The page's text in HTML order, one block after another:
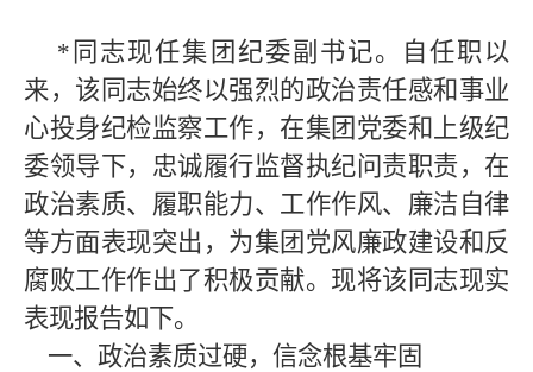
*同志现任集团纪委副书记。自任职以
来，该同志始终以强烈的政治责任感和事业
心投身纪检监察工作，在集团党委和上级纪
委领导下，忠诚履行监督执纪问责职责，在
政治素质、履职能力、工作作风、廉洁自律
等方面表现突出，为集团党风廉政建设和反
腐败工作作出了积极贡献。现将该同志现实
表现报告如下。
一、政治素质过硬，信念根基牢固